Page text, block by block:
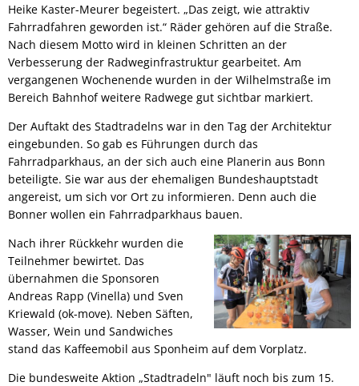
Heike Kaster-Meurer begeistert. „Das zeigt, wie attraktiv
Fahrradfahren geworden ist.“ Räder gehören auf die Straße.
Nach diesem Motto wird in kleinen Schritten an der
Verbesserung der Radweginfrastruktur gearbeitet. Am
vergangenen Wochenende wurden in der Wilhelmstraße im
Bereich Bahnhof weitere Radwege gut sichtbar markiert.
Der Auftakt des Stadtradelns war in den Tag der Architektur
eingebunden. So gab es Führungen durch das
Fahrradparkhaus, an der sich auch eine Planerin aus Bonn
beteiligte. Sie war aus der ehemaligen Bundeshauptstadt
angereist, um sich vor Ort zu informieren. Denn auch die
Bonner wollen ein Fahrradparkhaus bauen.
Nach ihrer Rückkehr wurden die
Teilnehmer bewirtet. Das
übernahmen die Sponsoren
Andreas Rapp (Vinella) und Sven
Kriewald (ok-move). Neben Säften,
Wasser, Wein und Sandwiches
stand das Kaffeemobil aus Sponheim auf dem Vorplatz.
Die bundesweite Aktion „Stadtradeln" läuft noch bis zum 15.